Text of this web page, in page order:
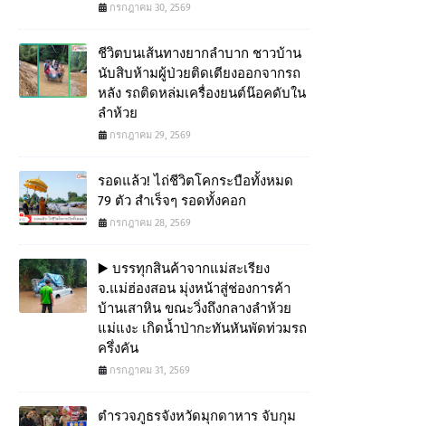
กรกฎาคม 30, 2569
ชีวิตบนเส้นทางยากลำบาก ชาวบ้าน
นับสิบห้ามผู้ป่วยติดเตียงออกจากรถ
หลัง รถติดหล่มเครื่องยนต์น๊อคดับใน
ลำห้วย
กรกฎาคม 29, 2569
รอดแล้ว! ไถ่ชีวิตโคกระบือทั้งหมด
79 ตัว สำเร็จๆ รอดทั้งคอก
กรกฎาคม 28, 2569
▶️ บรรทุกสินค้าจากแม่สะเรียง
จ.แม่ฮ่องสอน มุ่งหน้าสู่ช่องการค้า
บ้านเสาหิน ขณะวิ่งถึงกลางลำห้วย
แม่แงะ เกิดน้ำป่ากะทันหันพัดท่วมรถ
ครึ่งคัน
กรกฎาคม 31, 2569
ตำรวจภูธรจังหวัดมุกดาหาร จับกุม